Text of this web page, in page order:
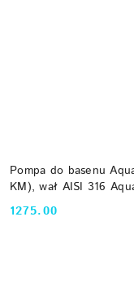
Pompa do basenu
KM), wał AISI 316
Cena:
1275.00